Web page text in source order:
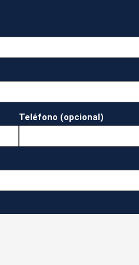
Teléfono (opcional)
la empresa
Chacón.La
y 1.200.000
para cobrar
meras
con la
los alimentos y
del Tesoro
ingresó a
en un